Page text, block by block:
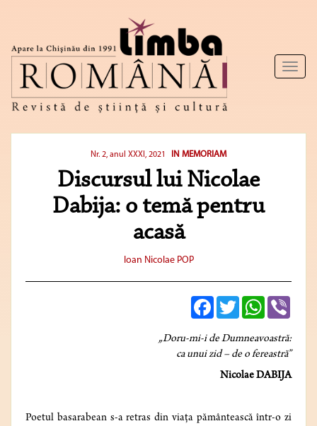
Toggle
Nr. 2, anul XXXI, 2021 IN MEMORIAM
Discursul lui Nicolae
Dabija: o temă pentru
acasă
Ioan Nicolae POP
FacebookTwitterWhatsApp
„Doru-mi-i de Dumneavoastră:
ca unui zid – de o fereastră”
NicolaeDABIJA
Poetul basarabean s-a retras din viața pământească într-o zi